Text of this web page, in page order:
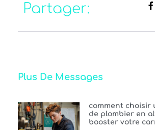
Partager:
Plus De Messages
comment choisir
de plombier en
booster votre